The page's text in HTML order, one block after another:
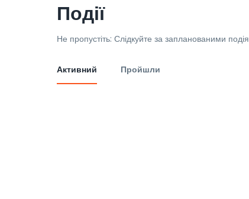
Події
Не пропустіть: Слідкуйте за запланованими
Активний Пройшли